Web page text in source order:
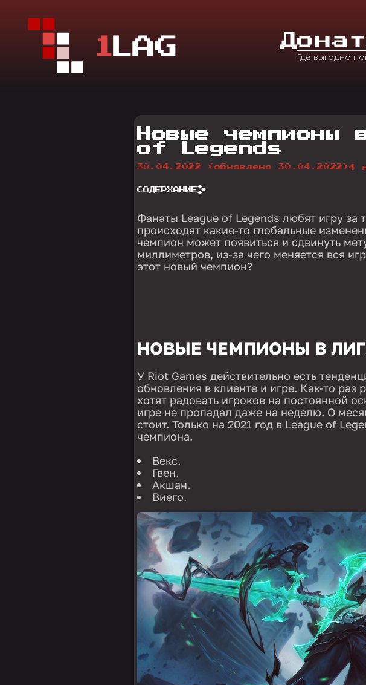
Д
Новые чемпионы
of Legends
30.04.2022 (обновлено 30.04.2022)4
СОДЕРЖАНИЕ
Фанаты League of Legends любят игру за
происходят какие-то глобальные
чемпион может появиться и сдвинуть
миллиметров, из-за чего меняется вся
этот новый чемпион?
НОВЫЕ ЧЕМПИОНЫ В
У Riot Games действительно есть
обновления в клиенте и игре. Как-то раз
хотят радовать игроков на постоянной
игре не пропадал даже на неделю. О
стоит. Только на 2021 год в League of
чемпиона.
Векс.
Гвен.
Акшан.
Виего.